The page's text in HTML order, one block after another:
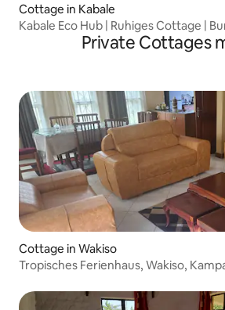
Cottage in Kabale
Kabale Eco Hub | Ruhiges Cottage |
Private Cottages
Cottage in Wakiso
Tropisches Ferienhaus, Wakiso,